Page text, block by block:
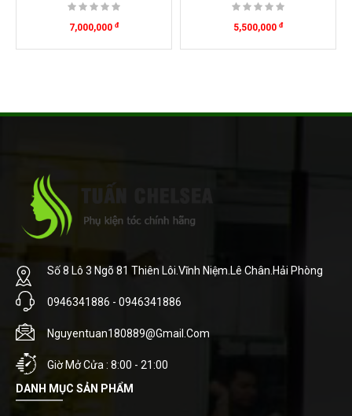
7,000,000 đ 5,500,000 đ
Số 8 Lô 3 Ngõ 81 Thiên Lôi.Vĩnh Niệm.Lê Chân.Hải Phòng
0946341886 - 0946341886
Nguyentuan180889@gmail.com
Giờ Mở Cửa : 8:00 - 21:00
DANH MỤC SẢN PHẨM